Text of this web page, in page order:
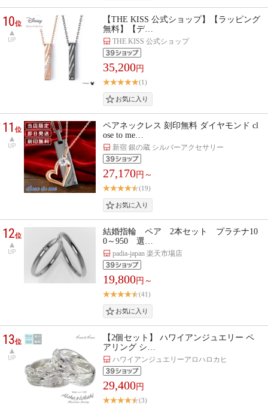
10位
UP
【THE KISS 公式ショップ】【ラッピング
無料】【デ…
THE KISS 公式ショップ
35,200円
(1)
11位
UP
ペアネックレス 刻印無料 ダイヤモンド cl
ose to me…
新宿 銀の蔵 シルバーアクセサリー
27,170円～
(19)
12位
UP
結婚指輪 ペア 2本セット プラチナ10
0～950 選…
padia-japan 楽天市場店
19,800円～
(41)
13位
UP
【2個セット】 ハワイアンジュエリー ペ
アリング シ…
ハワイアンジュエリーアロハロカヒ
29,400円
(3)